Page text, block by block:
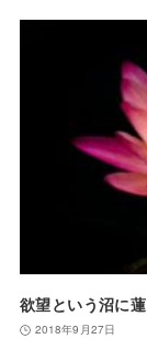
欲望という沼に
2018年9月27日